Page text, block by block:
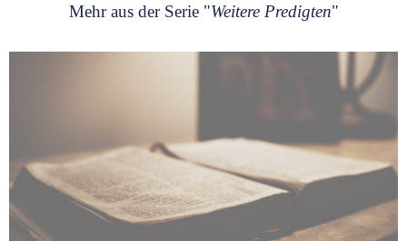
Mehr aus der Serie "Weitere Predigten"